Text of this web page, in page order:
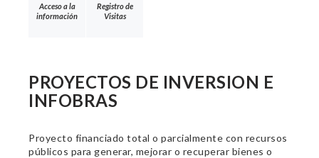
Acceso a la
información
Registro de
Visitas
PROYECTOS DE INVERSION E
INFOBRAS
Proyecto financiado total o parcialmente con recursos
públicos para generar, mejorar o recuperar bienes o